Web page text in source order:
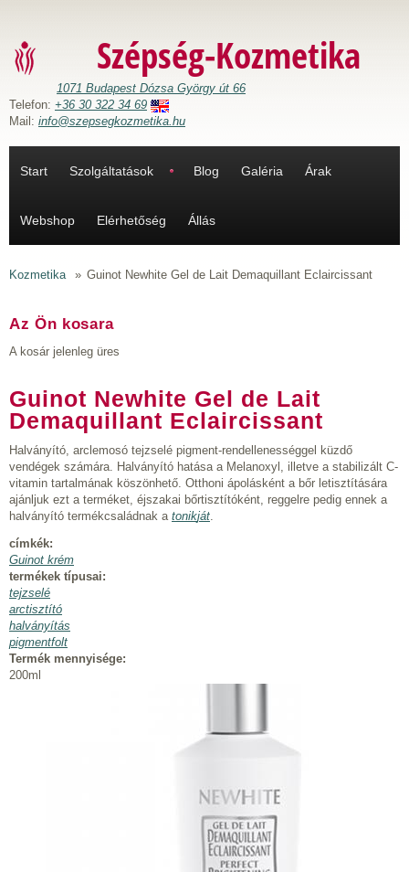
Szépség-Kozmetika
1071 Budapest Dózsa György út 66
Telefon: +36 30 322 34 69
Mail: info@szepsegkozmetika.hu
Start Szolgáltatások Blog Galéria Árak
Webshop Elérhetőség Állás
Kozmetika » Guinot Newhite Gel de Lait Demaquillant Eclaircissant
Az Ön kosara
A kosár jelenleg üres
Guinot Newhite Gel de Lait
Demaquillant Eclaircissant
Halványító, arclemosó tejzselé pigment-rendellenességgel küzdő
vendégek számára. Halványító hatása a Melanoxyl, illetve a stabilizált C-
vitamin tartalmának köszönhető. Otthoni ápolásként a bőr letisztítására
ajánljuk ezt a terméket, éjszakai bőrtisztítóként, reggelre pedig ennek a
halványító termékcsaládnak a tonikját.
címkék:
Guinot krém
termékek típusai:
tejzselé
arctisztító
halványítás
pigmentfolt
Termék mennyisége:
200ml